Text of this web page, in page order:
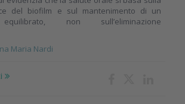
del biofilm e sul mantenimento di un
non sull’eliminazione
Maria Nardi